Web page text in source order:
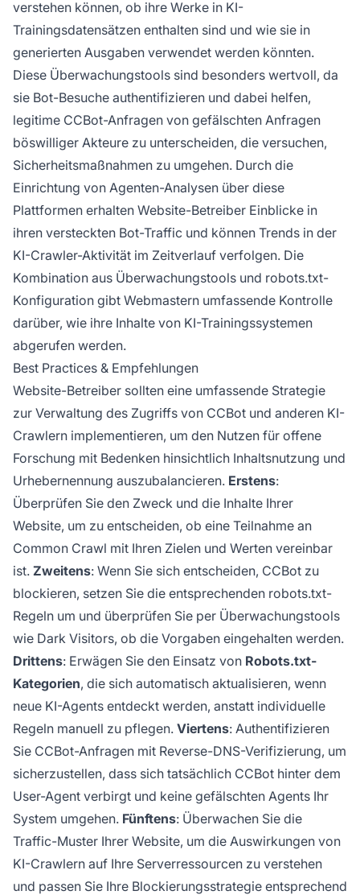
verstehen können, ob ihre Werke in KI-
Trainingsdatensätzen enthalten sind und wie sie in
generierten Ausgaben verwendet werden könnten.
Diese Überwachungstools sind besonders wertvoll, da
sie Bot-Besuche authentifizieren und dabei helfen,
legitime CCBot-Anfragen von gefälschten Anfragen
böswilliger Akteure zu unterscheiden, die versuchen,
Sicherheitsmaßnahmen zu umgehen. Durch die
Einrichtung von Agenten-Analysen über diese
Plattformen erhalten Website-Betreiber Einblicke in
ihren versteckten Bot-Traffic und können Trends in der
KI-Crawler-Aktivität im Zeitverlauf verfolgen. Die
Kombination aus Überwachungstools und robots.txt-
Konfiguration gibt Webmastern umfassende Kontrolle
darüber, wie ihre Inhalte von KI-Trainingssystemen
abgerufen werden.
Best Practices & Empfehlungen
Website-Betreiber sollten eine umfassende Strategie
zur Verwaltung des Zugriffs von CCBot und anderen KI-
Crawlern implementieren, um den Nutzen für offene
Forschung mit Bedenken hinsichtlich Inhaltsnutzung und
Urhebernennung auszubalancieren. Erstens:
Überprüfen Sie den Zweck und die Inhalte Ihrer
Website, um zu entscheiden, ob eine Teilnahme an
Common Crawl mit Ihren Zielen und Werten vereinbar
ist. Zweitens: Wenn Sie sich entscheiden, CCBot zu
blockieren, setzen Sie die entsprechenden robots.txt-
Regeln um und überprüfen Sie per Überwachungstools
wie Dark Visitors, ob die Vorgaben eingehalten werden.
Drittens: Erwägen Sie den Einsatz von Robots.txt-
Kategorien, die sich automatisch aktualisieren, wenn
neue KI-Agents entdeckt werden, anstatt individuelle
Regeln manuell zu pflegen. Viertens: Authentifizieren
Sie CCBot-Anfragen mit Reverse-DNS-Verifizierung, um
sicherzustellen, dass sich tatsächlich CCBot hinter dem
User-Agent verbirgt und keine gefälschten Agents Ihr
System umgehen. Fünftens: Überwachen Sie die
Traffic-Muster Ihrer Website, um die Auswirkungen von
KI-Crawlern auf Ihre Serverressourcen zu verstehen
und passen Sie Ihre Blockierungsstrategie entsprechend